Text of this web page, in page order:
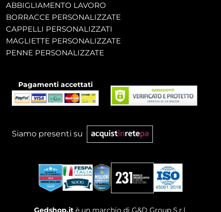
ABBIGLIAMENTO LAVORO
BORRACCE PERSONALIZZATE
CAPPELLI PERSONALIZZATI
MAGLIETTE PERSONALIZZATE
PENNE PERSONALIZZATE
Pagamenti accettati
Siamo presenti su
Gedshop.it è un marchio di G&D Group S.r.l.